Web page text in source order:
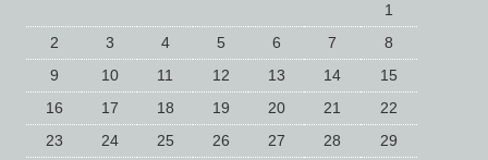
1
2
3 4 5 6 7
8
9
10 11 12 13 14
15
16
17 18 19 20 21
22
23
24 25 26 27 28
29